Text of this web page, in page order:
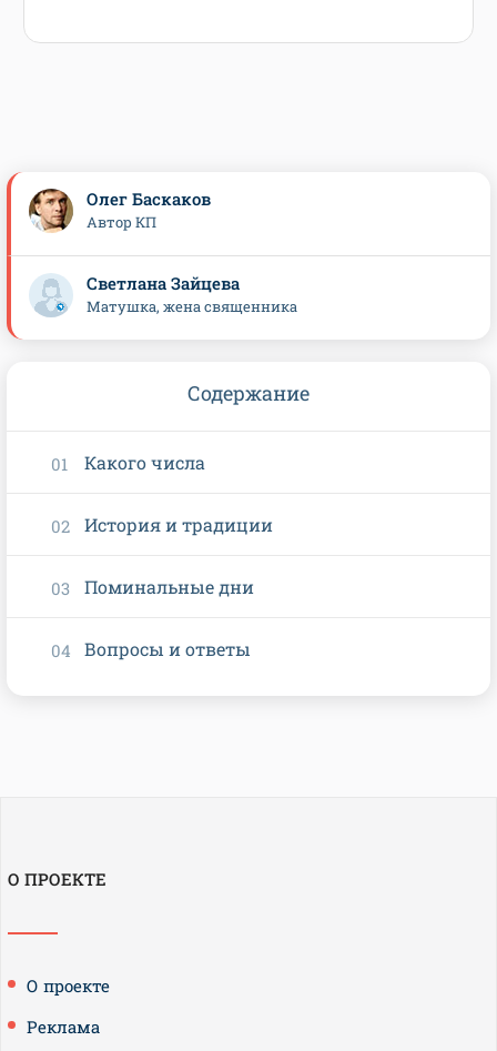
Олег Баскаков
Автор КП
Светлана Зайцева
Матушка, жена священника
Содержание
Какого числа
История и традиции
Поминальные дни
Вопросы и ответы
О ПРОЕКТЕ
О проекте
Реклама